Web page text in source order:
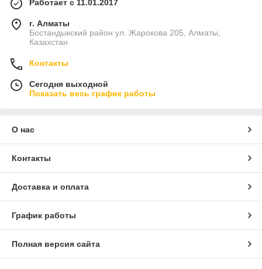
Работает с 11.01.2017
г. Алматы
Бостандыкский район ул. Жарокова 205, Алматы,
Казахстан
Контакты
Сегодня выходной
Показать весь график работы
О нас
Контакты
Доставка и оплата
График работы
Полная версия сайта